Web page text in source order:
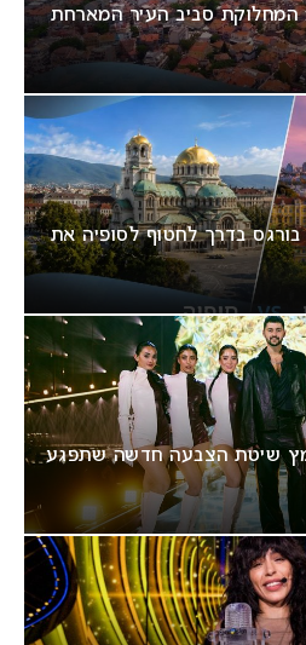
בבולגריה: המחלוקת סביב העיר המארחת
לאירוויזיון 2027: בורגס בדרך לחטוף לסופיה את
עשוי לאמץ שיטת הצבעה חדשה שתפגע